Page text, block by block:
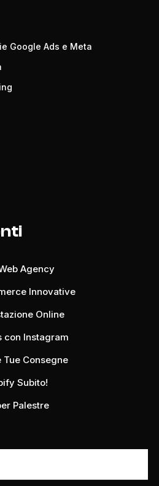
Google Ads e Meta
Agency
Innovative
Online
con Instagram
Tue Consegne
Subito!
Palestre